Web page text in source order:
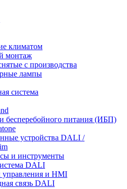
климатом
монтаж
с производства
лампы
система
бесперебойного питания (ИБП)
устройства DALI /
и инструменты
DALI
и HMI
связь DALI